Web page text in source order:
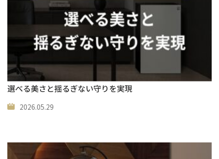
選べる美さと揺るぎない守りを実現
2026.05.29